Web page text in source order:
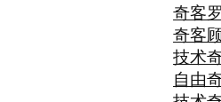
奇客
奇客
技术
自由